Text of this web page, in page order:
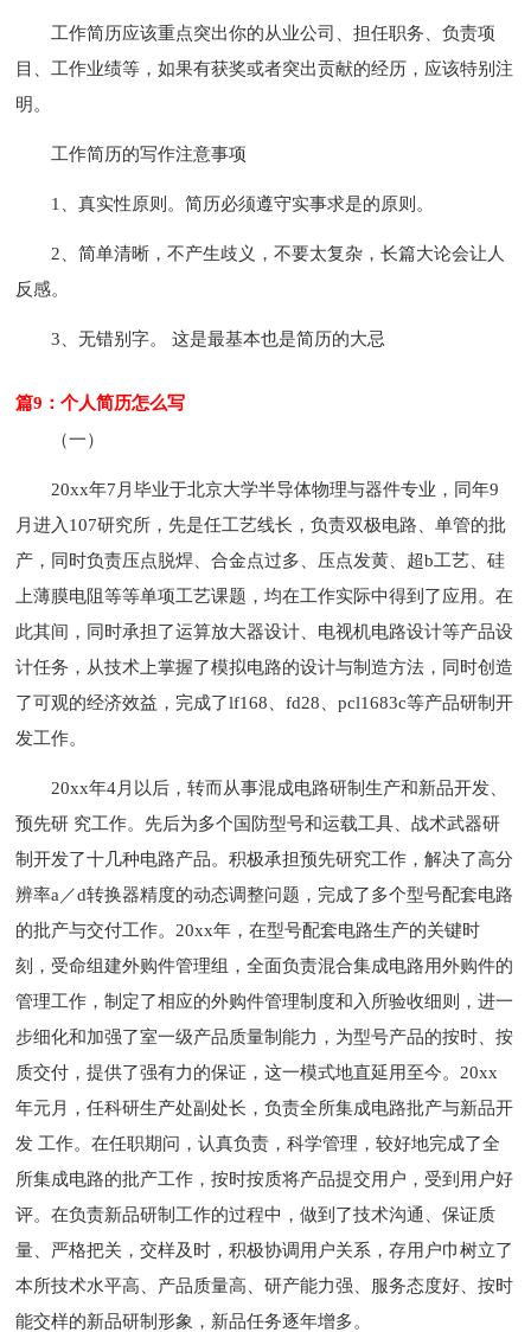
工作简历应该重点突出你的从业公司、担任职务、负责项
目、工作业绩等，如果有获奖或者突出贡献的经历，应该特别注
明。
工作简历的写作注意事项
1、真实性原则。简历必须遵守实事求是的原则。
2、简单清晰，不产生歧义，不要太复杂，长篇大论会让人
反感。
3、无错别字。 这是最基本也是简历的大忌
篇9：个人简历怎么写
（一）
20xx年7月毕业于北京大学半导体物理与器件专业，同年9
月进入107研究所，先是任工艺线长，负责双极电路、单管的批
产，同时负责压点脱焊、合金点过多、压点发黄、超b工艺、硅
上薄膜电阻等等单项工艺课题，均在工作实际中得到了应用。在
此其间，同时承担了运算放大器设计、电视机电路设计等产品设
计任务，从技术上掌握了模拟电路的设计与制造方法，同时创造
了可观的经济效益，完成了lf168、fd28、pcl1683c等产品研制开
发工作。
20xx年4月以后，转而从事混成电路研制生产和新品开发、
预先研 究工作。先后为多个国防型号和运载工具、战术武器研
制开发了十几种电路产品。积极承担预先研究工作，解决了高分
辨率a／d转换器精度的动态调整问题，完成了多个型号配套电路
的批产与交付工作。20xx年，在型号配套电路生产的关键时
刻，受命组建外购件管理组，全面负责混合集成电路用外购件的
管理工作，制定了相应的外购件管理制度和入所验收细则，进一
步细化和加强了室一级产品质量制能力，为型号产品的按时、按
质交付，提供了强有力的保证，这一模式地直延用至今。20xx
年元月，任科研生产处副处长，负责全所集成电路批产与新品开
发 工作。在任职期问，认真负责，科学管理，较好地完成了全
所集成电路的批产工作，按时按质将产品提交用户，受到用户好
评。在负责新品研制工作的过程中，做到了技术沟通、保证质
量、严格把关，交样及时，积极协调用户关系，存用户巾树立了
本所技术水平高、产品质量高、研产能力强、服务态度好、按时
能交样的新品研制形象，新品任务逐年增多。